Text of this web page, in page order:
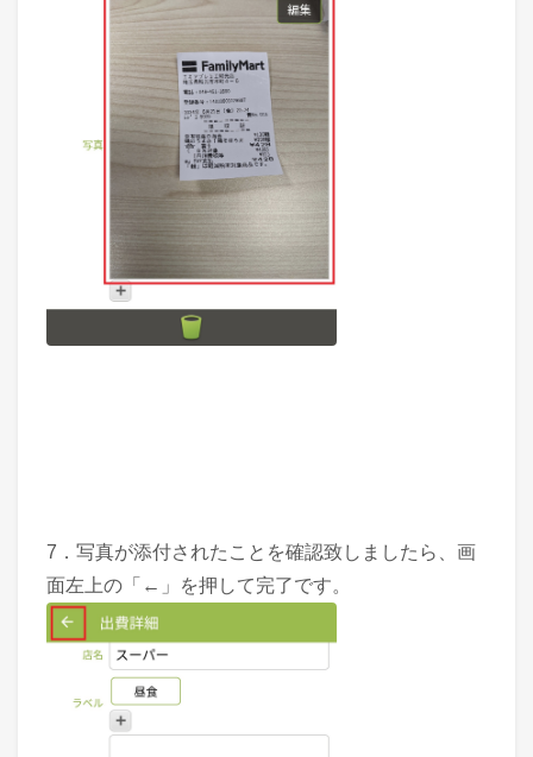
7．写真が添付されたことを確認致しましたら、画
面左上の「←」を押して完了です。